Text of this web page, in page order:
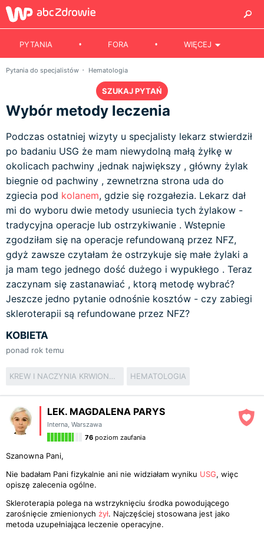
PYTANIA FORA WIĘCEJ
Pytania do specjalistów Hematologia
SZUKAJ PYTAŃ
Wybór metody leczenia
Podczas ostatniej wizyty u specjalisty lekarz stwierdził
po badaniu USG że mam niewydolną małą żyłkę w
okolicach pachwiny ,jednak największy , główny żylak
biegnie od pachwiny , zewnetrzna strona uda do
zgiecia pod kolanem, gdzie się rozgałezia. Lekarz dał
mi do wyboru dwie metody usuniecia tych żylakow -
tradycyjna operacje lub ostrzykiwanie . Wstepnie
zgodziłam się na operacje refundowaną przez NFZ,
gdyż zawsze czytałam że ostrzykuje się małe żylaki a
ja mam tego jednego dość dużego i wypukłego . Teraz
zaczynam się zastanawiać , ktorą metodę wybrać?
Jeszcze jedno pytanie odnośnie kosztów - czy zabiegi
skleroterapii są refundowane przez NFZ?
KOBIETA
ponad rok temu
KREW I NACZYNIA KRWIONOŚNE HEMATOLOGIA
LEK. MAGDALENA PARYS
Interna, Warszawa
76 poziom zaufania
Szanowna Pani,
Nie badałam Pani fizykalnie ani nie widziałam wyniku USG, więc
opiszę zalecenia ogólne.
Skleroterapia polega na wstrzyknięciu środka powodującego
zarośnięcie zmienionych żył. Najczęściej stosowana jest jako
metoda uzupełniająca leczenie operacyjne.